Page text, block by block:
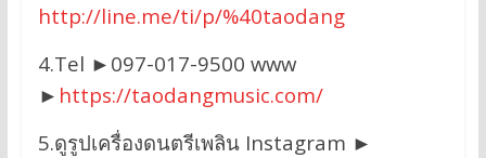
http://line.me/ti/p/%40taodang
4.Tel ►097-017-9500 www
► https://taodangmusic.com/
5.ดูรูปเครื่องดนตรีเพลิน Instagram ►